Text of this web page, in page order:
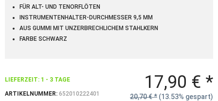
FÜR ALT- UND TENORFLÖTEN
INSTRUMENTENHALTER-DURCHMESSER 9,5 MM
AUS GUMMI MIT UNZERBRECHLICHEM STAHLKERN
FARBE SCHWARZ
LIEFERZEIT: 1 - 3 TAGE
ARTIKELNUMMER: 652010222401
17,90 € *
20,70 € * (13.53% gespart)